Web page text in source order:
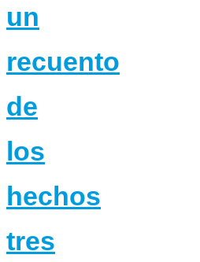
un
recuento
de
los
hechos
tres